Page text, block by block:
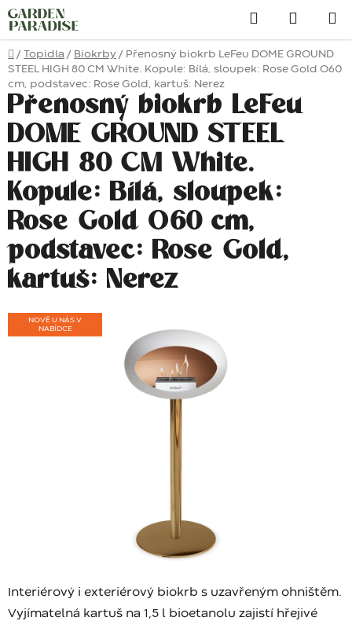
Přejít
na
obsah
Hledat
Domů
/ Topidla / Biokrby / Přenosný biokrb LeFeu DOME GROUND
STEEL HIGH 80 CM White. Kopule: Bílá, sloupek: Rose Gold O60
cm, podstavec: Rose Gold, kartuš: Nerez
Interiérový i exteriérový biokrb s uzavřeným ohništěm.
Vyjímatelná kartuš na 1,5 l bioetanolu zajistí hřejivé
Přenosný biokrb LeFeu
DOME GROUND STEEL
HIGH 80 CM White.
Kopule: Bílá, sloupek:
Rose Gold O60 cm,
podstavec: Rose Gold,
kartuš: Nerez
NOVĚ U NÁS V
NABÍDCE